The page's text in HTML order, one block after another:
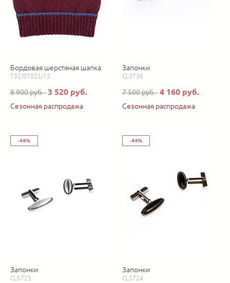
Бордовая шерстяная шапка
732/07023/15
8 900 руб.3 520 руб.
Сезонная распродажа
Запонки
CL5736
7 500 руб. 4 160 руб.
Сезонная распродажа
-44%
Запонки
CL5725
-44%
Запонки
CL5724